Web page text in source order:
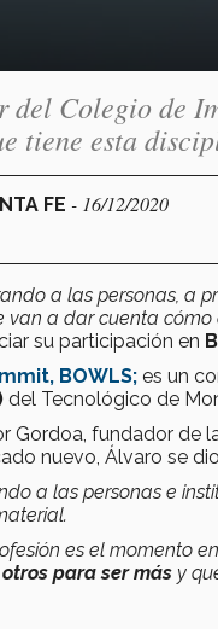
Colegio de
tiene esta
FE - 16/12/2020
a las personas, a
a dar cuenta
su participación en
BOWLS; es un
del Tecnológico de
Gordoa, fundador
nuevo, Álvaro se
a las personas e
es el momento
para ser más y